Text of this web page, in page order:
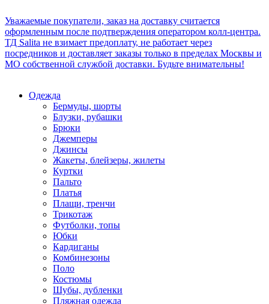
Уважаемые покупатели, заказ на доставку считается
оформленным после подтверждения оператором колл-центра.
ТД Salita не взимает предоплату, не работает через
посредников и доставляет заказы только в пределах Москвы и
МО собственной службой доставки. Будьте внимательны!
Одежда
Бермуды, шорты
Блузки, рубашки
Брюки
Джемперы
Джинсы
Жакеты, блейзеры, жилеты
Куртки
Пальто
Платья
Плащи, тренчи
Трикотаж
Футболки, топы
Юбки
Кардиганы
Комбинезоны
Поло
Костюмы
Шубы, дубленки
Пляжная одежда